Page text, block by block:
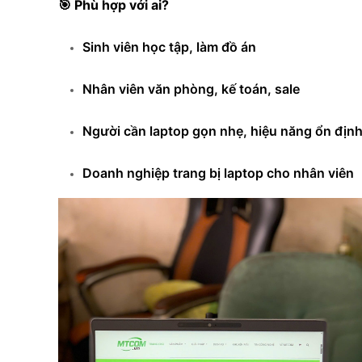
🎯 Phù hợp với ai?
Sinh viên học tập, làm đồ án
Nhân viên văn phòng, kế toán, sale
Người cần laptop gọn nhẹ, hiệu năng ổn định
Doanh nghiệp trang bị laptop cho nhân viên